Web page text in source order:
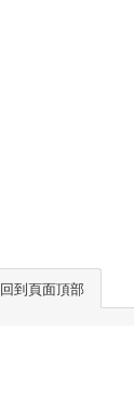
回到頁面頂部